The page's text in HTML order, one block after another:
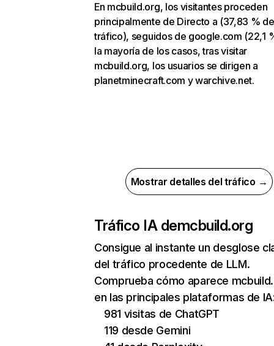
En mcbuild.org, los visitantes proceden
principalmente de Directo a (37,83 % de
tráfico), seguidos de google.com (22,1
la mayoría de los casos, tras visitar
mcbuild.org, los usuarios se dirigen a
planetminecraft.com y warchive.net.
Mostrar detalles del tráfico →
Tráfico IA demcbuild.org
Consigue al instante un desglose
del tráfico procedente de LLM.
Comprueba cómo aparece
en las principales plataformas de
981 visitas de ChatGPT
119 desde Gemini